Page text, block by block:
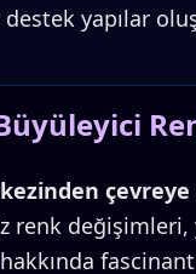
yapılar
çevreye
renk değişimleri,